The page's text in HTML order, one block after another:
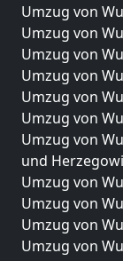
Umzug von
Umzug von
Umzug von
Umzug von
Umzug von
Umzug von
Umzug von
und
Umzug von
Umzug von
Umzug von
Umzug von